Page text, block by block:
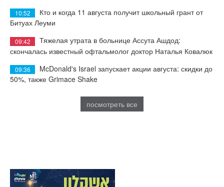
10:52
Кто и когда 11 августа получит школьный грант от
Битуах Леуми
09:42
Тяжелая утрата в больнице Ассута Ашдод:
скончалась известный офтальмолог доктор Наталья Ковалюк
09:36
McDonald's Israel запускает акции августа: скидки до
50%, также Grimace Shake
посмотреть все